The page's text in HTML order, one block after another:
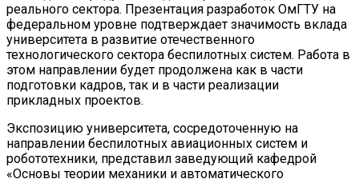
реального сектора. Презентация разработок ОмГТУ на
федеральном уровне подтверждает значимость вклада
университета в развитие отечественного
технологического сектора беспилотных систем. Работа в
этом направлении будет продолжена как в части
подготовки кадров, так и в части реализации
прикладных проектов.
Экспозицию университета, сосредоточенную на
направлении беспилотных авиационных систем и
робототехники, представил заведующий кафедрой
«Основы теории механики и автоматического